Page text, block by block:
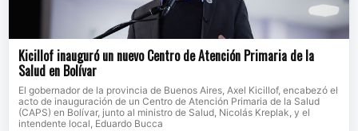
Kicillof inauguró un nuevo Centro de Atención Primaria de la
Salud en Bolívar
El gobernador de la provincia de Buenos Aires, Axel Kicillof, encabezó el
acto de inauguración de un Centro de Atención Primaria de la Salud
(CAPS) en Bolívar, junto al ministro de Salud, Nicolás Kreplak, y el
intendente local, Eduardo Bucca